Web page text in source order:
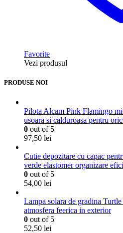
Favorite
Vezi produsul
PRODUSE NOI
Pilota Alcam Pink Flamingo
usoara si calduroasa pentru
0 out of 5
97,50 lei
Cutie depozitare cu capac
verde elastomer organizare
0 out of 5
54,00 lei
Lampa solara de gradina
atmosfera feerica in exterior
0 out of 5
52,50 lei